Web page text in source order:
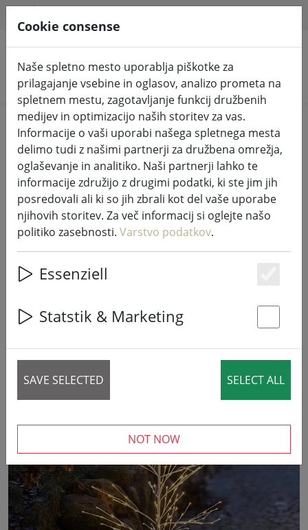
Iskanje izdelkov
Home
Pravljične luči in razsvetljava
Osvetljeni okraski
Sirius LED drevo Isaac Tree 228 LED
toplo bela zunanja 160 cm bela
Cookie consense
Naše spletno mesto uporablja piškotke za
prilagajanje vsebine in oglasov, analizo prometa na
spletnem mestu, zagotavljanje funkcij družbenih
medijev in optimizacijo naših storitev za vas.
Informacije o vaši uporabi našega spletnega mesta
delimo tudi z našimi partnerji za družbena omrežja,
oglaševanje in analitiko. Naši partnerji lahko te
informacije združijo z drugimi podatki, ki ste jim jih
posredovali ali ki so jih zbrali kot del vaše uporabe
njihovih storitev. Za več informacij si oglejte našo
politiko zasebnosti. Varstvo podatkov.
Essenziell
Statstik & Marketing
SAVE SELECTED SELECT ALL
NOT NOW